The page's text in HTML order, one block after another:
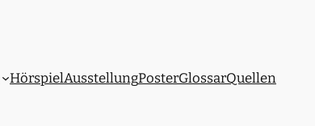
HörspielAusstellungPosterGlossarQuellen